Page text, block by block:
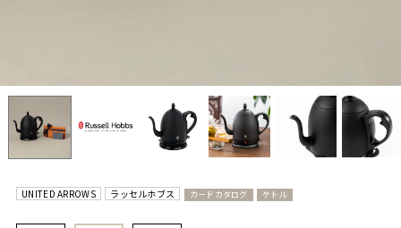
UNITED ARROWS ラッセルホブス カードカタログ ケトル